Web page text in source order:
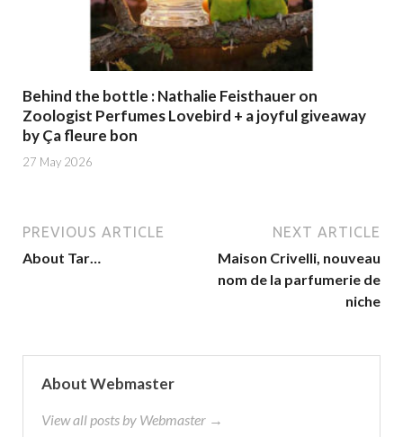
Behind the bottle : Nathalie Feisthauer on
Zoologist Perfumes Lovebird + a joyful giveaway
by Ça fleure bon
27 May 2026
PREVIOUS ARTICLE
About Tar…
NEXT ARTICLE
Maison Crivelli, nouveau
nom de la parfumerie de
niche
About Webmaster
View all posts by Webmaster →